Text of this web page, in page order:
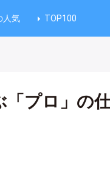
人気 TOP100
「プロ」の